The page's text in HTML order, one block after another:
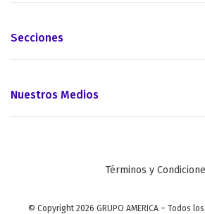
Secciones
Nuestros Medios
Términos y
© Copyright 2026 GRUPO AMERICA – Todos